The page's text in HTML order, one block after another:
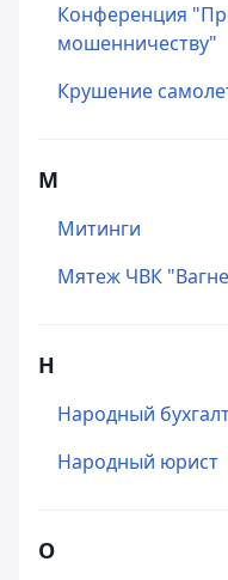
Конференция
мошенничеству"
Крушение
М
Митинги
Мятеж ЧВК
Н
Народный
Народный юрист
О